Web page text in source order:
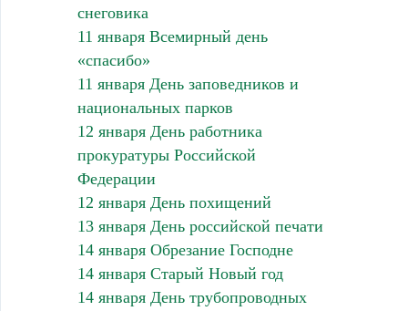
снеговика
11 января Всемирный день
«спасибо»
11 января День заповедников и
национальных парков
12 января День работника
прокуратуры Российской
Федерации
12 января День похищений
13 января День российской печати
14 января Обрезание Господне
14 января Старый Новый год
14 января День трубопроводных